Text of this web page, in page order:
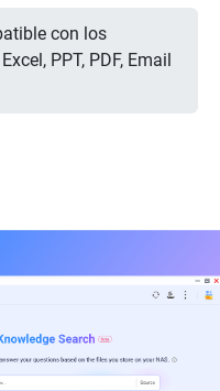
con los
PPT, PDF, Email